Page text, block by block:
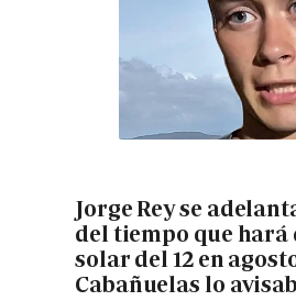
Jorge Rey se
del tiempo que
solar del 12 en
Cabañuelas lo